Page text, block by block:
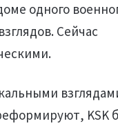
одного
Сейчас
KSK